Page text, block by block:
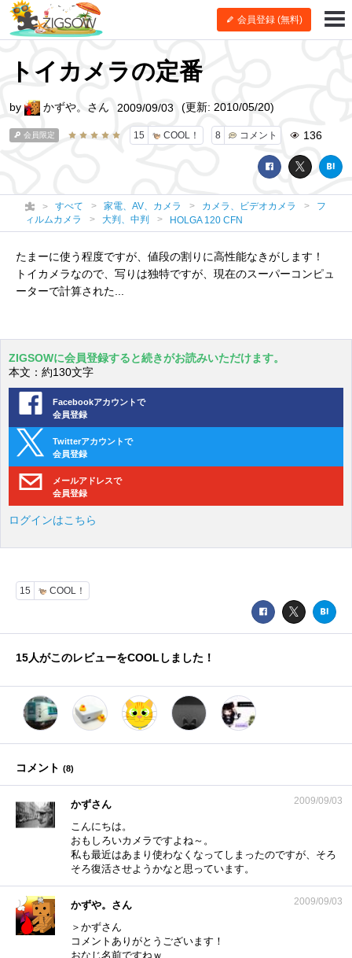
会員登録 (無料)
トイカメラの定番
会員限定 15 COOL！ 8 コメント 136
by かずや。さん 2009/09/03 (更新: 2010/05/20)
すべて 家電、AV、カメラ カメラ、ビデオカメラ
フ
ィルムカメラ
大判、中判 HOLGA 120 CFN
たまーに使う程度ですが、値段の割りに高性能なきがします！
トイカメラなので、写りは独特ですが、現在のスーパーコンピュ
ーターで計算された...
ZIGSOWに会員登録すると続きがお読みいただけます。
本文：約130文字
Facebookアカウントで
会員登録
Twitterアカウントで
会員登録
メールアドレスで
会員登録
ログインはこちら
15 COOL！
15人がこのレビューをCOOLしました！
コメント (8)
かずさん 2009/09/03
こんにちは。
おもしろいカメラですよね～。
私も最近はあまり使わなくなってしまったのですが、そろ
そろ復活させようかなと思っています。
かずや。さん 2009/09/03
＞かずさん
コメントありがとうございます！
おなじ名前ですねｗ